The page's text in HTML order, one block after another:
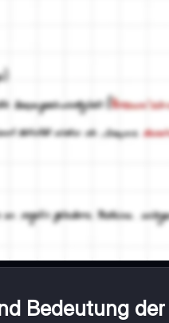
Bedeutung